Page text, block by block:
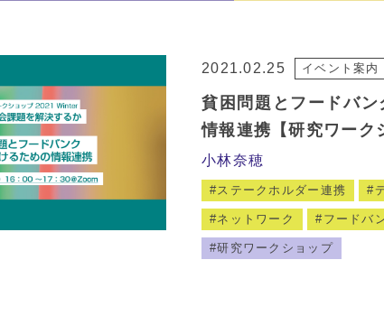
2021.02.25 イベント案内
貧困問題とフードバ
情報連携【研究ワーク
小林奈穂
ステークホルダー連携
ネットワーク フードバ
研究ワークショップ